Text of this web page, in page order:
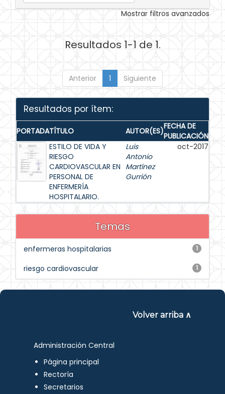
Mostrar filtros avanzados
Resultados 1-1 de 1.
Anterior 1 Siguiente
Resultados por ítem:
PORTADATÍTULO AUTOR(ES)FECHA DE
PUBLICACIÓN
ESTILO DE VIDA Y
RIESGO
CARDIOVASCULAR EN
PERSONAL DE
ENFERMERÍA
HOSPITALARIO.
Luis
Antonio
Martínez
Gurrión
oct-2017
Temas
1
enfermeras hospitalarias
1
riesgo cardiovascular
Volver arriba ∧
Administración Central
Página principal
Rectoría
Secretarios